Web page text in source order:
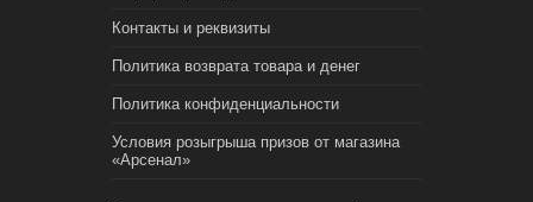
Контакты и реквизиты
Политика возврата товара и денег
Политика конфиденциальности
Условия розыгрыша призов от магазина
«Арсенал»